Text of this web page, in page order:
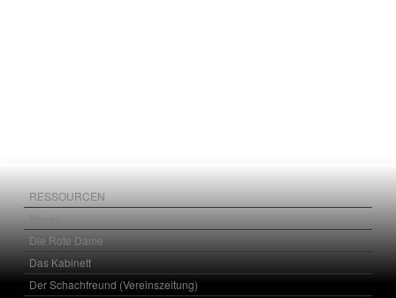
RESSOURCEN
Die Rote Dame
Das Kabinett
Der Schachfreund (Vereinszeitung)